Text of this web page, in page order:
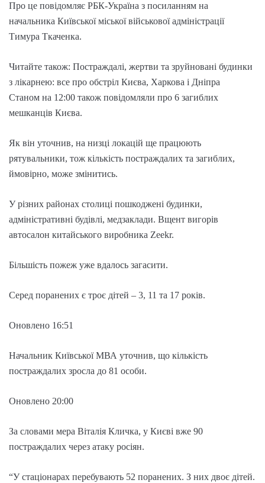
Про це повідомляє РБК-Україна з посиланням на
начальника Київської міської військової адміністрації
Тимура Ткаченка.
Читайте також: Постраждалі, жертви та зруйновані будинки
з лікарнею: все про обстріл Києва, Харкова і Дніпра
Станом на 12:00 також повідомляли про 6 загиблих
мешканців Києва.
Як він уточнив, на низці локацій ще працюють
рятувальники, тож кількість постраждалих та загиблих,
ймовірно, може змінитись.
У різних районах столиці пошкоджені будинки,
адміністративні будівлі, медзаклади. Вщент вигорів
автосалон китайського виробника Zeekr.
Більшість пожеж уже вдалось загасити.
Серед поранених є троє дітей – 3, 11 та 17 років.
Оновлено 16:51
Начальник Київської МВА уточнив, що кількість
постраждалих зросла до 81 особи.
Оновлено 20:00
За словами мера Віталія Кличка, у Києві вже 90
постраждалих через атаку росіян.
“У стаціонарах перебувають 52 поранених. З них двоє дітей.